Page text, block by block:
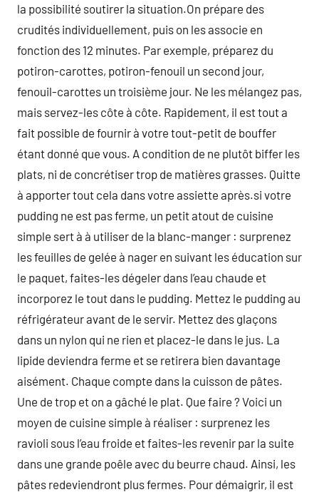
la possibilité soutirer la situation.On prépare des
crudités individuellement, puis on les associe en
fonction des 12 minutes. Par exemple, préparez du
potiron-carottes, potiron-fenouil un second jour,
fenouil-carottes un troisième jour. Ne les mélangez pas,
mais servez-les côte à côte. Rapidement, il est tout a
fait possible de fournir à votre tout-petit de bouffer
étant donné que vous. A condition de ne plutôt biffer les
plats, ni de concrétiser trop de matières grasses. Quitte
à apporter tout cela dans votre assiette après.si votre
pudding ne est pas ferme, un petit atout de cuisine
simple sert à à utiliser de la blanc-manger : surprenez
les feuilles de gelée à nager en suivant les éducation sur
le paquet, faites-les dégeler dans l’eau chaude et
incorporez le tout dans le pudding. Mettez le pudding au
réfrigérateur avant de le servir. Mettez des glaçons
dans un nylon qui ne rien et placez-le dans le jus. La
lipide deviendra ferme et se retirera bien davantage
aisément. Chaque compte dans la cuisson de pâtes.
Une de trop et on a gâché le plat. Que faire ? Voici un
moyen de cuisine simple à réaliser : surprenez les
ravioli sous l’eau froide et faites-les revenir par la suite
dans une grande poêle avec du beurre chaud. Ainsi, les
pâtes redeviendront plus fermes. Pour démaigrir, il est